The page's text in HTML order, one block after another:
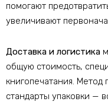
помогают
увеличивают
Доставка и логистика
общую стоимость,
книгопечатания.
стандарты упаковки —